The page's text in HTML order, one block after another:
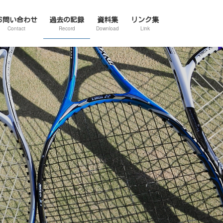
問い合わせ
Contact
過去の記録
Record
資料集
Download
リンク集
Link